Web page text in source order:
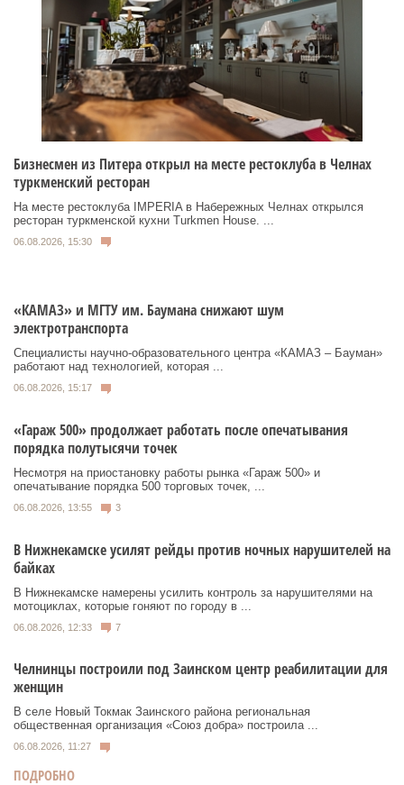
Бизнесмен из Питера открыл на месте рестоклуба в Челнах
туркменский ресторан
На месте рестоклуба IMPERIA в Набережных Челнах открылся
ресторан туркменской кухни Turkmen House. ...
06.08.2026, 15:30
«КАМАЗ» и МГТУ им. Баумана снижают шум
электротранспорта
Специалисты научно-образовательного центра «КАМАЗ – Бауман»
работают над технологией, которая ...
06.08.2026, 15:17
«Гараж 500» продолжает работать после опечатывания
порядка полутысячи точек
Несмотря на приостановку работы рынка «Гараж 500» и
опечатывание порядка 500 торговых точек, ...
06.08.2026, 13:55 3
В Нижнекамске усилят рейды против ночных нарушителей на
байках
В Нижнекамске намерены усилить контроль за нарушителями на
мотоциклах, которые гоняют по городу в ...
06.08.2026, 12:33 7
Челнинцы построили под Заинском центр реабилитации для
женщин
В селе Новый Токмак Заинского района региональная
общественная организация «Союз добра» построила ...
06.08.2026, 11:27
ПОДРОБНО